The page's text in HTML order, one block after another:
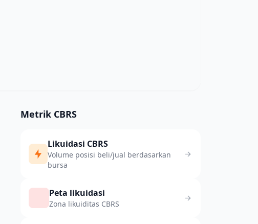
Metrik CBRS
Likuidasi CBRS
Volume posisi beli/jual berdasarkan
bursa
Peta likuidasi
Zona likuiditas CBRS